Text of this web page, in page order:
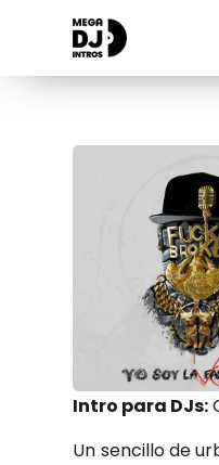
Intro para DJs:
Un sencillo de